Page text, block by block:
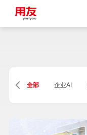
Singapore
全部 企业AI